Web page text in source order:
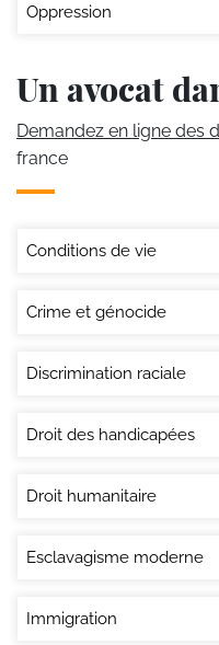
Oppression
Un avocat
Demandez en ligne des
france
Conditions de vie
Crime et génocide
Discrimination raciale
Droit des handicapées
Droit humanitaire
Esclavagisme moderne
Immigration